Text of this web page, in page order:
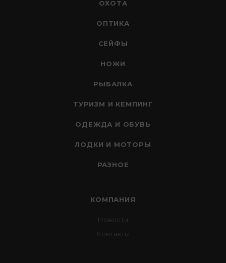
ОХОТА
ОПТИКА
СЕЙФЫ
НОЖИ
РЫБАЛКА
ТУРИЗМ И КЕМПИНГ
ОДЕЖДА И ОБУВЬ
ЛОДКИ И МОТОРЫ
РАЗНОЕ
КОМПАНИЯ
Новости
Контакты